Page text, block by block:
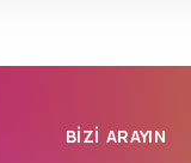
BIZI ARAYIN